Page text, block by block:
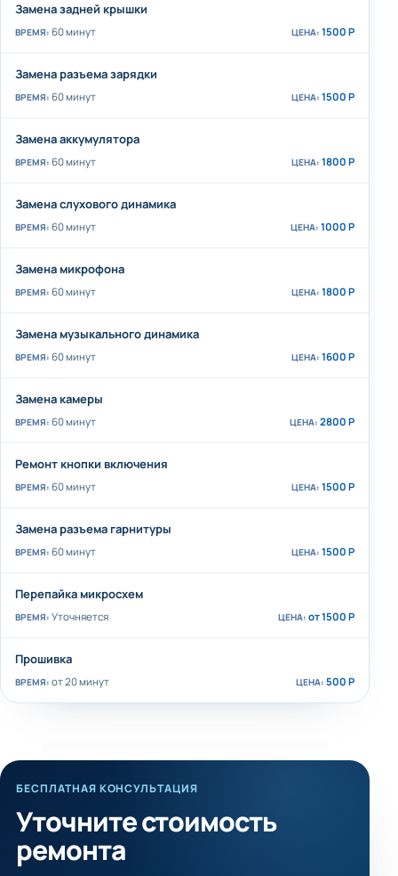
Замена задней крышки
60 минут 1500 Р
Замена разъема зарядки
60 минут 1500 Р
Замена аккумулятора
60 минут 1800 Р
Замена слухового динамика
60 минут 1000 Р
Замена микрофона
60 минут 1800 Р
Замена музыкального динамика
60 минут 1600 Р
Замена камеры
60 минут 2800 Р
Ремонт кнопки включения
60 минут 1500 Р
Замена разъема гарнитуры
60 минут 1500 Р
Перепайка микросхем
Уточняется от 1500 Р
Прошивка
от 20 минут 500 Р
БЕСПЛАТНАЯ КОНСУЛЬТАЦИЯ
Уточните стоимость
ремонта